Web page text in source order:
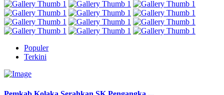
Populer
Terkini